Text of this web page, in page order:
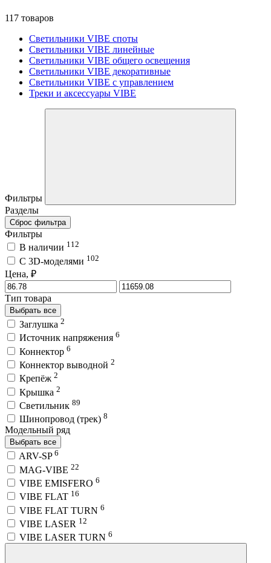
117 товаров
Светильники VIBE споты
Светильники VIBE линейные
Светильники VIBE общего освещения
Светильники VIBE декоративные
Светильники VIBE с управлением
Треки и аксессуары VIBE
Фильтры
Разделы
Сброс фильтра
Фильтры
В наличии 112
C 3D-моделями 102
Цена, ₽
Тип товара
Выбрать все
Заглушка 2
Источник напряжения 6
Коннектор 6
Коннектор выводной 2
Крепёж 2
Крышка 2
Светильник 89
Шинопровод (трек) 8
Модельный ряд
Выбрать все
ARV-SP 6
MAG-VIBE 22
VIBE EMISFERO 6
VIBE FLAT 16
VIBE FLAT TURN 6
VIBE LASER 12
VIBE LASER TURN 6